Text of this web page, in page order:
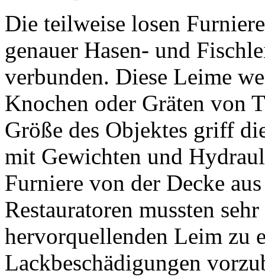
Die teilweise losen
genauer Hasen- und
verbunden. Diese Leime
Knochen oder Gräten von
Größe des Objektes griff
mit Gewichten und
Furniere von der Decke
Restauratoren mussten
hervorquellenden Leim zu
Lackbeschädigungen